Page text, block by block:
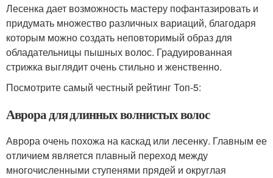
Лесенка дает возможность мастеру пофантазировать и
придумать множество различных вариаций, благодаря
которым можно создать неповторимый образ для
обладательницы пышных волос. Градуированная
стрижка выглядит очень стильно и женственно.
Посмотрите самый честный рейтинг Топ-5:
Аврора для длинных волнистых волос
Аврора очень похожа на каскад или лесенку. Главным ее
отличием является плавный переход между
многочисленными ступенями прядей и округлая